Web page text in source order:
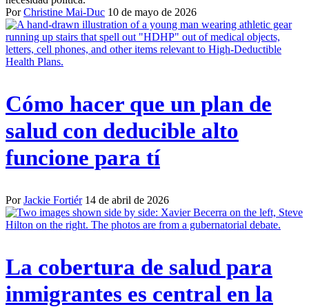
PorChristine Mai-Duc 10 de mayo de 2026
Cómo hacer que un plan de
salud con deducible alto
funcione para tí
PorJackie Fortiér 14 de abril de 2026
La cobertura de salud para
inmigrantes es central en la